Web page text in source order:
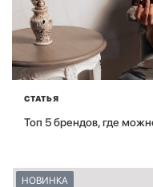
СТАТЬЯ
Топ 5 брендов, где
НОВИНКА